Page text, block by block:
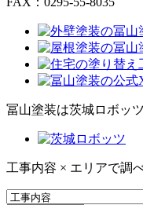
冨山塗装は茨城ロボッ
工事内容 × エリアで調